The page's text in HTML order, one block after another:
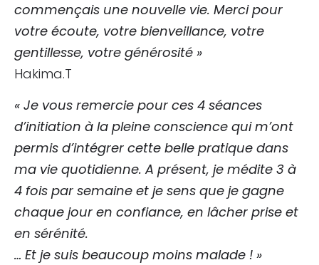
commençais une nouvelle vie. Merci pour
votre écoute, votre bienveillance, votre
gentillesse, votre générosité »
Hakima.T
« Je vous remercie pour ces 4 séances
d’initiation à la pleine conscience qui m’ont
permis d’intégrer cette belle pratique dans
ma vie quotidienne. A présent, je médite 3 à
4 fois par semaine et je sens que je gagne
chaque jour en confiance, en lâcher prise et
en sérénité.
… Et je suis beaucoup moins malade ! »